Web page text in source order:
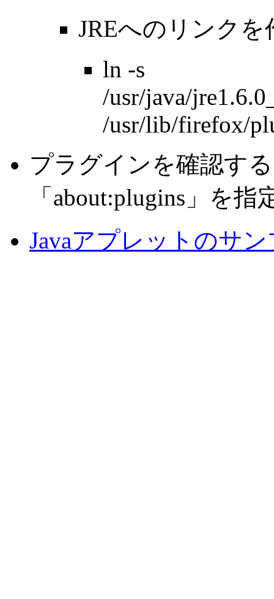
JREへのリンクを
ln -s
/usr/java/
/usr/lib/firefox/
プラグインを確認す
「 about:plugins 」を指
Javaアプレットのサン